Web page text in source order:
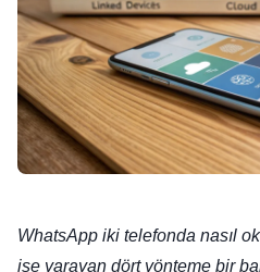
WhatsApp iki telefonda nasıl
işe yarayan dört yönteme bir